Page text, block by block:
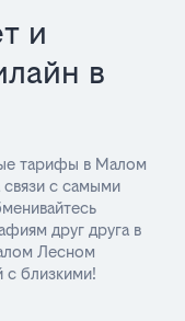
и
в
тарифы в Малом
с самыми
друг друга в
Лесном
близкими!